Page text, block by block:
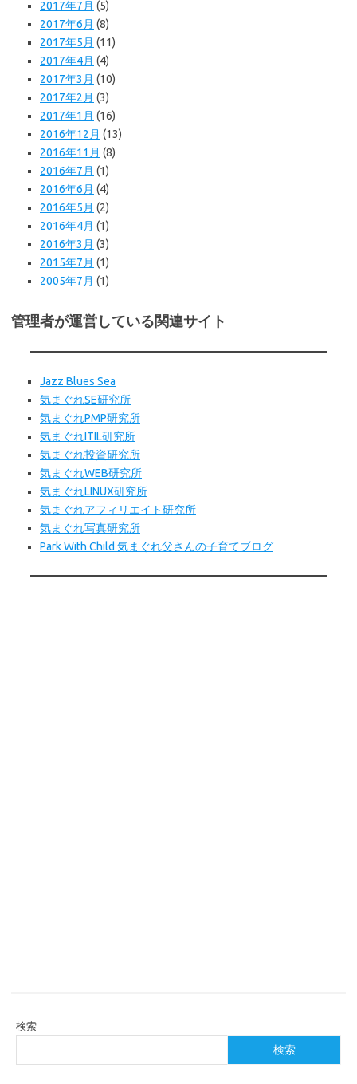
2017年7月 (5)
2017年6月 (8)
2017年5月 (11)
2017年4月 (4)
2017年3月 (10)
2017年2月 (3)
2017年1月 (16)
2016年12月 (13)
2016年11月 (8)
2016年7月 (1)
2016年6月 (4)
2016年5月 (2)
2016年4月 (1)
2016年3月 (3)
2015年7月 (1)
2005年7月 (1)
管理者が運営している関連サイト
Jazz Blues Sea
気まぐれSE研究所
気まぐれPMP研究所
気まぐれITIL研究所
気まぐれ投資研究所
気まぐれWEB研究所
気まぐれLINUX研究所
気まぐれアフィリエイト研究所
気まぐれ写真研究所
Park With Child 気まぐれ父さんの子育てブログ
検索
検索